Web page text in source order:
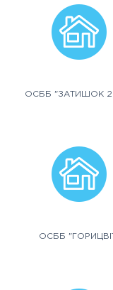
ОСББ "ЗАТИШОК
ОСББ